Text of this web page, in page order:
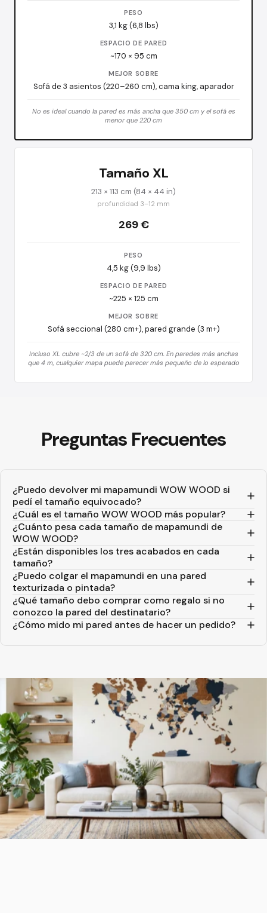
PESO
3,1 kg (6,8 lbs)
ESPACIO DE PARED
~170 × 95 cm
MEJOR SOBRE
Sofá de 3 asientos (220–260 cm), cama king, aparador
No es ideal cuando la pared es más ancha que 350 cm y el sofá es
menor que 220 cm
Tamaño XL
213 × 113 cm (84 × 44 in)
profundidad 3–12 mm
269 €
PESO
4,5 kg (9,9 lbs)
ESPACIO DE PARED
~225 × 125 cm
MEJOR SOBRE
Sofá seccional (280 cm+), pared grande (3 m+)
Incluso XL cubre ~2/3 de un sofá de 320 cm. En paredes más anchas
que 4 m, cualquier mapa puede parecer más pequeño de lo esperado
Preguntas Frecuentes
¿Puedo devolver mi mapamundi WOW WOOD si
pedí el tamaño equivocado?
¿Cuál es el tamaño WOW WOOD más popular?
¿Cuánto pesa cada tamaño de mapamundi de
WOW WOOD?
¿Están disponibles los tres acabados en cada
tamaño?
¿Puedo colgar el mapamundi en una pared
texturizada o pintada?
¿Qué tamaño debo comprar como regalo si no
conozco la pared del destinatario?
¿Cómo mido mi pared antes de hacer un pedido?